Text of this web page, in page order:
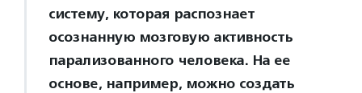
систему, которая распознает
осознанную мозговую активность
парализованного человека. На ее
основе, например, можно создать